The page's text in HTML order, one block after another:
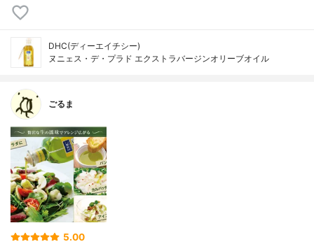
DHC(ディーエイチシー)
ヌニェス・デ・プラド エクストラバージンオリーブオイル
ごるま
5.00